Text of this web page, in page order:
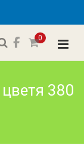
0
380